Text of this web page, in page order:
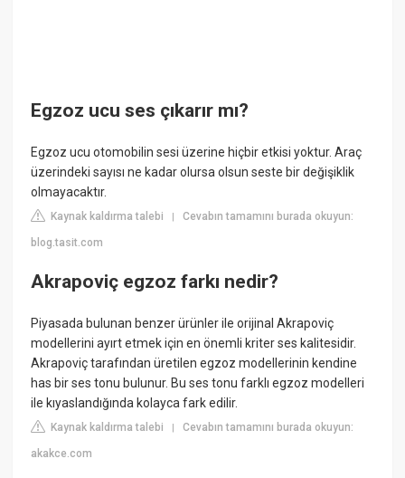
Egzoz ucu ses çıkarır mı?
Egzoz ucu otomobilin sesi üzerine hiçbir etkisi yoktur. Araç
üzerindeki sayısı ne kadar olursa olsun seste bir değişiklik
olmayacaktır.
Kaynak kaldırma talebi |Cevabın tamamını burada okuyun:
blog.tasit.com
Akrapoviç egzoz farkı nedir?
Piyasada bulunan benzer ürünler ile orijinal Akrapoviç
modellerini ayırt etmek için en önemli kriter ses kalitesidir.
Akrapoviç tarafından üretilen egzoz modellerinin kendine
has bir ses tonu bulunur. Bu ses tonu farklı egzoz modelleri
ile kıyaslandığında kolayca fark edilir.
Kaynak kaldırma talebi |Cevabın tamamını burada okuyun:
akakce.com